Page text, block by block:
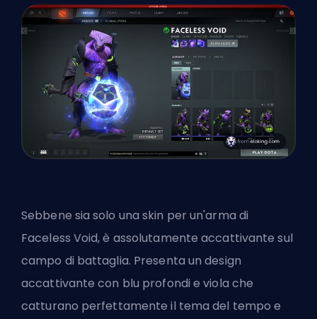
Sebbene sia solo una skin per un'arma di
Faceless Void, è assolutamente accattivante sul
campo di battaglia. Presenta un design
accattivante con blu profondi e viola che
catturano perfettamente il tema del tempo e